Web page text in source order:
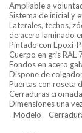
Ampliable a
Sistema de inicial y
Laterales, techos,
de acero laminado
Pintado con Epoxi-
Cuerpo en gris RAL
Fondos en acero
Dispone de
Puertas con roseta
Cerraduras
Dimensiones una
Modelo